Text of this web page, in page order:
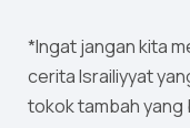
*Ingat jangan kita
cerita Israiliyyat
tokok tambah yang